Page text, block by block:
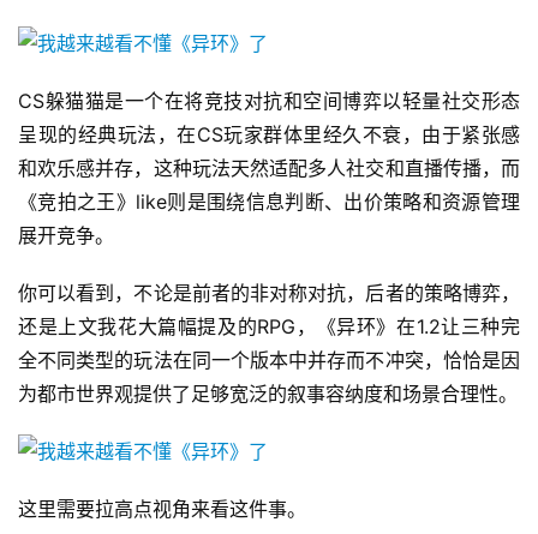
首
页
游
原
CS躲猫猫是一个在将竞技对抗和空间博弈以轻量社交形态
呈现的经典玩法，在CS玩家群体里经久不衰，由于紧张感
和欢乐感并存，这种玩法天然适配多人社交和直播传播，而
《竞拍之王》like则是围绕信息判断、出价策略和资源管理
展开竞争。
你可以看到，不论是前者的非对称对抗，后者的策略博弈，
还是上文我花大篇幅提及的RPG，《异环》在1.2让三种完
全不同类型的玩法在同一个版本中并存而不冲突，恰恰是因
为都市世界观提供了足够宽泛的叙事容纳度和场景合理性。
这里需要拉高点视角来看这件事。